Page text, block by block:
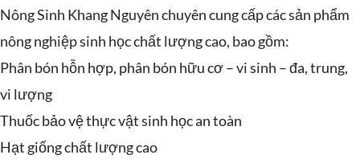
Nông Sinh Khang Nguyên chuyên cung cấp các sản phẩm
nông nghiệp sinh học chất lượng cao, bao gồm:
Phân bón hỗn hợp, phân bón hữu cơ – vi sinh – đa, trung,
vi lượng
Thuốc bảo vệ thực vật sinh học an toàn
Hạt giống chất lượng cao